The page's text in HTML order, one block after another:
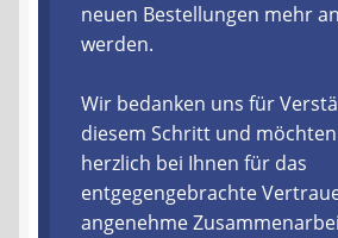
Gutschein
Batterien- und Akku Verordnung
Elektro- und Elektronikgeräte
Öle- und Schmierstoff
neuen Bestellungen mehr
werden.
Wir bedanken uns für
diesem Schritt und
herzlich bei Ihnen für das
entgegengebrachte
angenehme